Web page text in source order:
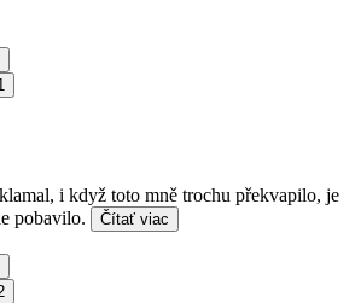
i když toto mně trochu překvapilo, je
pobavilo.
Čítať viac